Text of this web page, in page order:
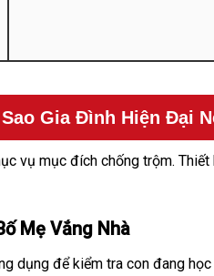
Gia Đình Hiện Đại
vụ mục đích chống trộm.
Mẹ Vắng Nhà
dụng để kiểm tra con đang